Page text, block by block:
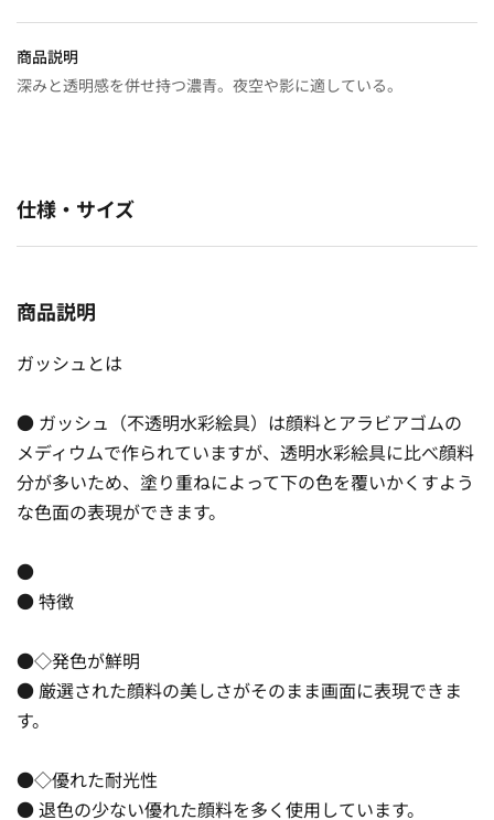
商品説明
深みと透明感を併せ持つ濃青。夜空や影に適している。
仕様・サイズ
商品説明
ガッシュとは
● ガッシュ（不透明水彩絵具）は顔料とアラビアゴムの
メディウムで作られていますが、透明水彩絵具に比べ顔料
分が多いため、塗り重ねによって下の色を覆いかくすよう
な色面の表現ができます。
●
● 特徴
●◇発色が鮮明
● 厳選された顔料の美しさがそのまま画面に表現できま
す。
●◇優れた耐光性
● 退色の少ない優れた顔料を多く使用しています。